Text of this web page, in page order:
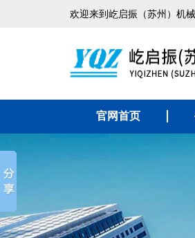
欢迎来到屹启振（苏州）机
官网首页